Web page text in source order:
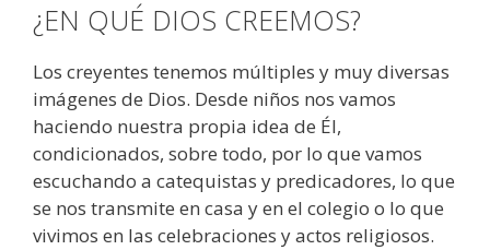
¿EN QUÉ DIOS CREEMOS?
Los creyentes tenemos múltiples y muy diversas
imágenes de Dios. Desde niños nos vamos
haciendo nuestra propia idea de Él,
condicionados, sobre todo, por lo que vamos
escuchando a catequistas y predicadores, lo que
se nos transmite en casa y en el colegio o lo que
vivimos en las celebraciones y actos religiosos.